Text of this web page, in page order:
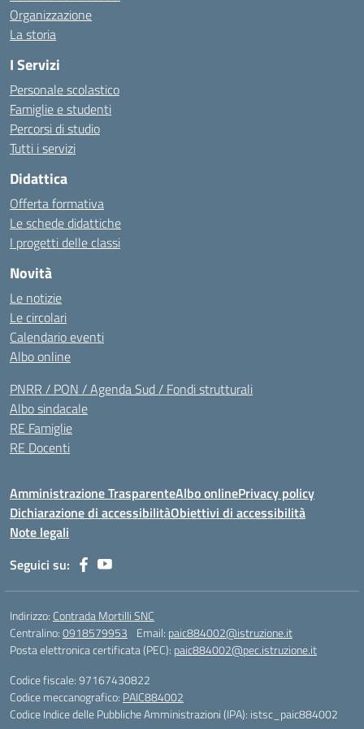
Organizzazione
La storia
I Servizi
Personale scolastico
Famiglie e studenti
Percorsi di studio
Tutti i servizi
Didattica
Offerta formativa
Le schede didattiche
I progetti delle classi
Novità
Le notizie
Le circolari
Calendario eventi
Albo online
PNRR / PON / Agenda Sud / Fondi strutturali
Albo sindacale
RE Famiglie
RE Docenti
Amministrazione TrasparenteAlbo onlinePrivacy policy
Dichiarazione di accessibilitàObiettivi di accessibilità
Note legali
Seguici su:
Indirizzo: Contrada Mortilli SNC
Centralino:0918579953 Email: paic884002@istruzione.it
Posta elettronica certificata (PEC): paic884002@pec.istruzione.it
Codice fiscale: 97167430822
Codice meccanografico: PAIC884002
Codice Indice delle Pubbliche Amministrazioni (IPA): istsc_paic884002